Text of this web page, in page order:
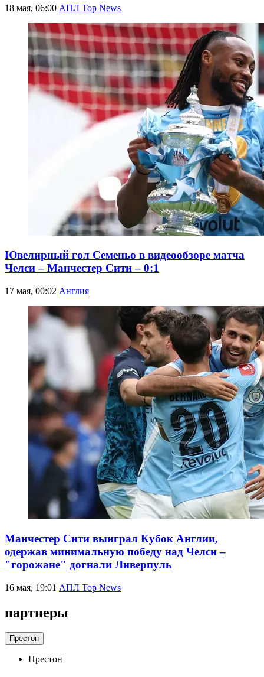
18 мая, 06:00 АПЛ Top News
Ювелирный гол Семеньо в видеообзоре матча
Челси – Манчестер Сити – 0:1
17 мая, 00:02 Англия
Манчестер Сити выиграл Кубок Англии,
одержав минимальную победу над Челси –
"горожане" догнали Ливерпуль
16 мая, 19:01 АПЛ Top News
партнеры
Престон
Престон